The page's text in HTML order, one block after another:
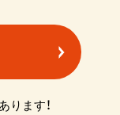
ります！